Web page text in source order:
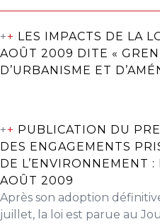
++ LES IMPACTS DE LA
AOÛT 2009 DITE «
D’URBANISME ET
++ PUBLICATION DU
DES ENGAGEMENTS
DE L’ENVIRONNEMENT
AOÛT 2009
Après son adoption
juillet, la loi est parue au